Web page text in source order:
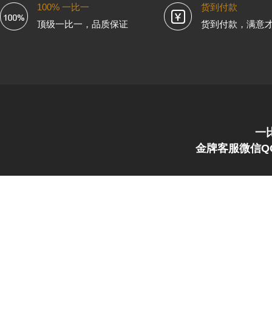
100% 一比一
顶级一比一，品质保证
货到付款
货到付款，满意
一
金牌客服微信